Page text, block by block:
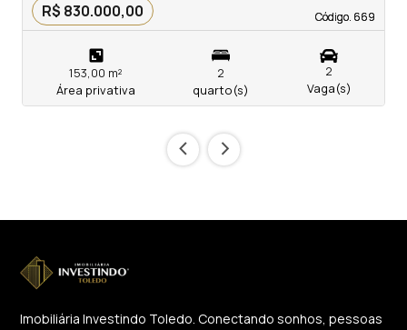
Código. 669
Código. 669
R$ 830.000,00
153,00 m²
Área privativa
2
quarto(s)
2
Vaga(s)
‹ ›
Imobiliária Investindo Toledo. Conectando sonhos, pessoas